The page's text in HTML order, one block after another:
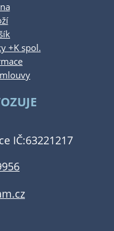
+K spol.
IČ:63221217